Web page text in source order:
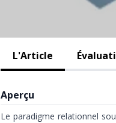
L'Article
Aperçu
Le paradigme relationnel